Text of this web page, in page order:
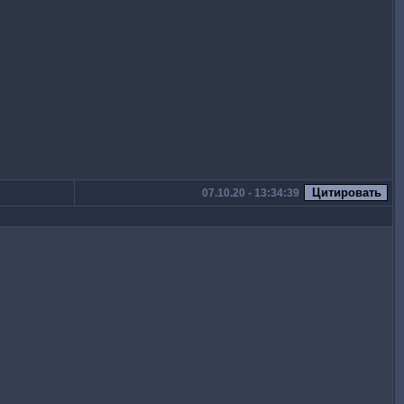
07.10.20 - 13:34:39